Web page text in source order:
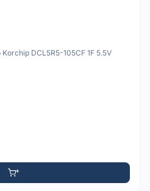
DCL5R5-105CF 1F 5.5V